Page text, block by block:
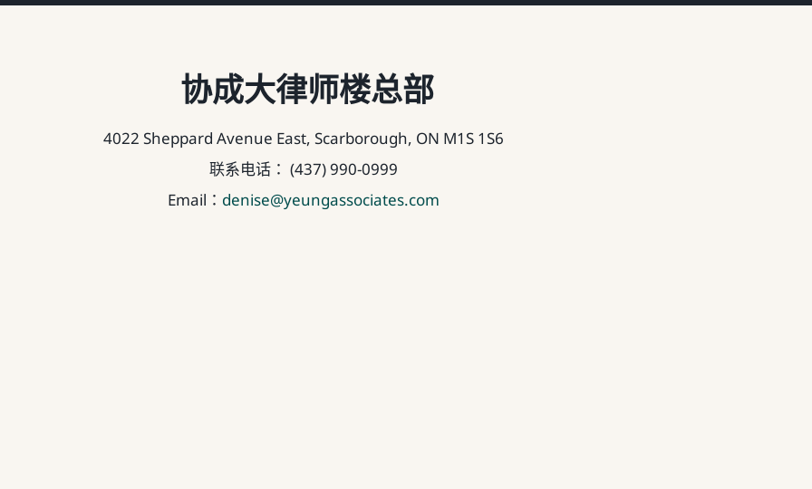
协成大律师楼总部
4022 Sheppard Avenue East, Scarborough, ON M1S 1S6
联系电话： (437) 990-0999
Email： denise@yeungassociates.com